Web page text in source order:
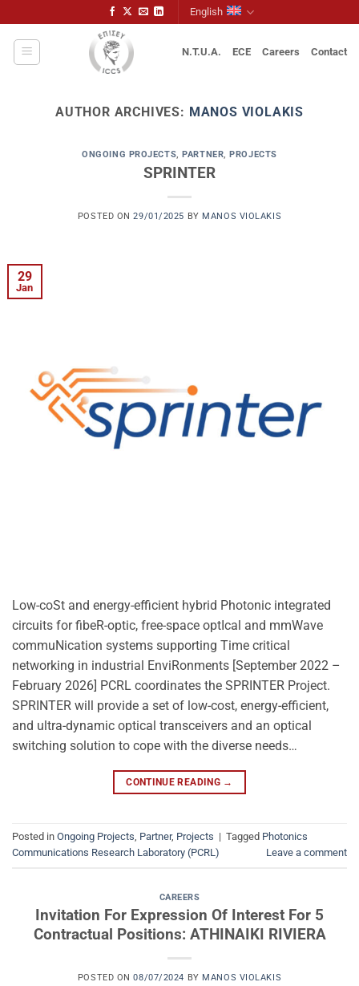
to
content
English
N.T.U.A. ECE Careers Contact
AUTHOR ARCHIVES: MANOS VIOLAKIS
ONGOING PROJECTS,PARTNER,PROJECTS
SPRINTER
POSTED ON29/01/2025 BY MANOS VIOLAKIS
29
Jan
Low-coSt and energy-efficient hybrid Photonic integrated
circuits for fibeR-optic, free-space optIcal and mmWave
commuNication systems supporting Time critical
networking in industrial EnviRonments [September 2022 –
February 2026] PCRL coordinates the SPRINTER Project.
SPRINTER will provide a set of low-cost, energy-efficient,
and ultra-dynamic optical transceivers and an optical
switching solution to cope with the diverse needs…
CONTINUE READING →
Posted in Ongoing Projects Partner, Projects | Tagged Photonics
Communications Research Laboratory (PCRL)
Leave a comment
CAREERS
Invitation For Expression Of Interest For 5
Contractual Positions: ATHINAIKI RIVIERA
POSTED ON08/07/2024 BY MANOS VIOLAKIS